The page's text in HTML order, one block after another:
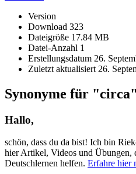
Version
Download 323
Dateigröße 17.84 MB
Datei-Anzahl 1
Erstellungsdatum 26.
Zuletzt aktualisiert 26.
Synonyme für
Hallo,
schön, dass du da bist! Ich bin
hier Artikel, Videos und Übungen,
Deutschlernen helfen. Erfahre hier